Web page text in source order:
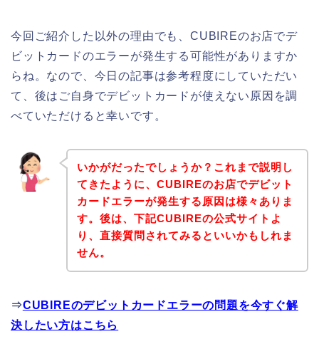
今回ご紹介した以外の理由でも、CUBIREのお店でデ
ビットカードのエラーが発生する可能性がありますか
らね。なので、今日の記事は参考程度にしていただい
て、後はご自身でデビットカードが使えない原因を調
べていただけると幸いです。
いかがだったでしょうか？これまで説明し
てきたように、CUBIREのお店でデビット
カードエラーが発生する原因は様々ありま
す。後は、下記CUBIREの公式サイトよ
り、直接質問されてみるといいかもしれま
せん。
⇒CUBIREのデビットカードエラーの問題を今すぐ解
決したい方はこちら